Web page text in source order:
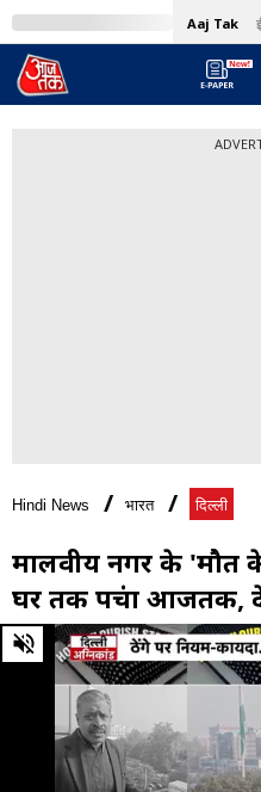
Aaj Tak
Hindi News भारत दिल्ली
मालवीय नगर के 'मौत
घर तक पहुंचा आजतक,
0
of
minute,
seconds